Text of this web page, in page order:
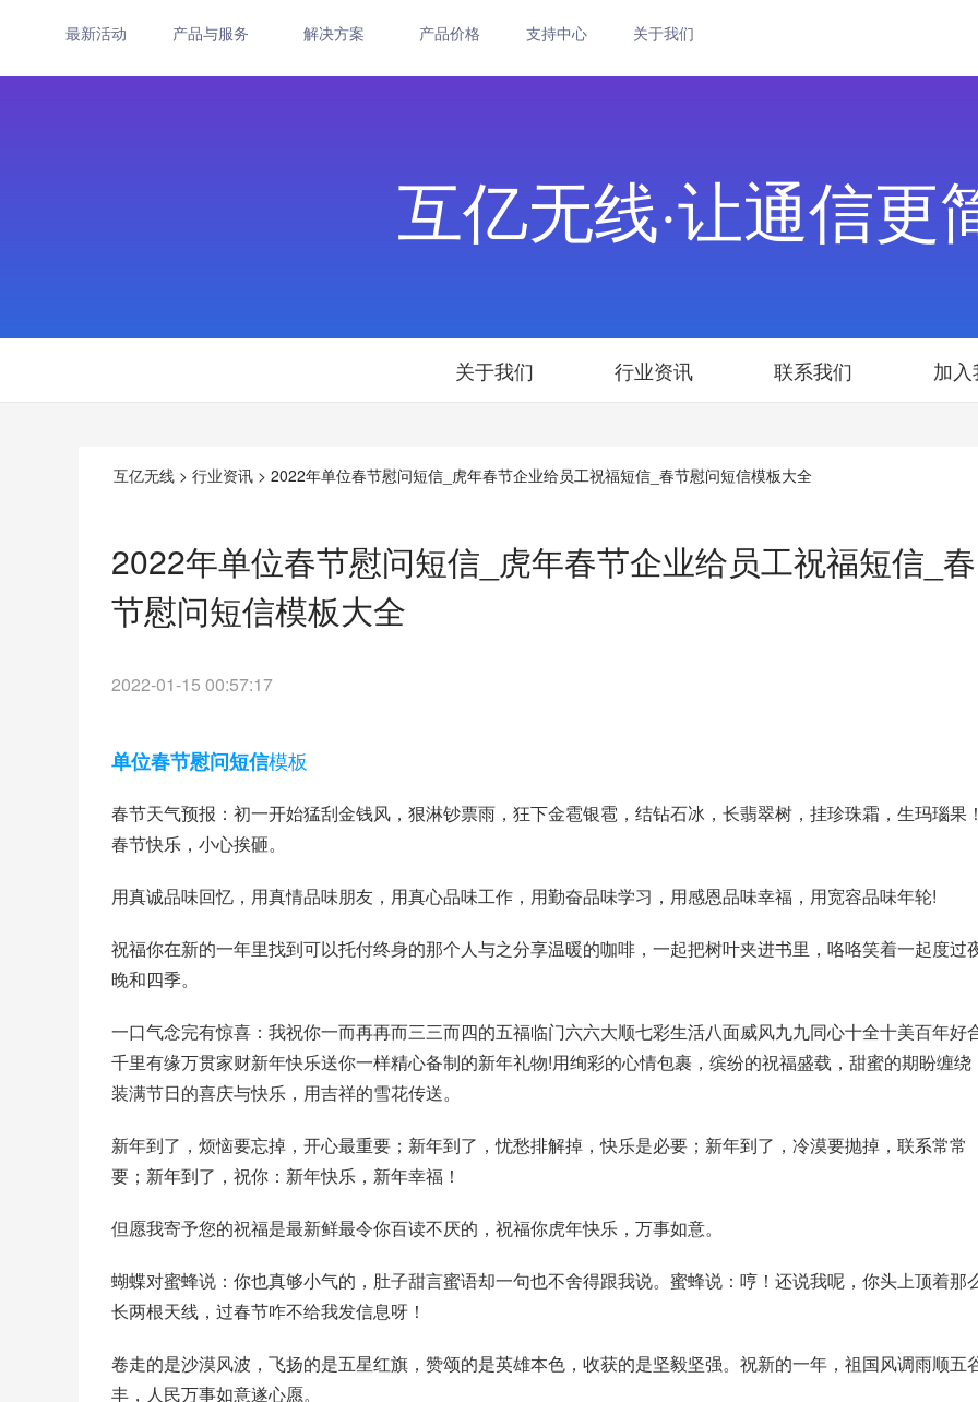
最新活动 产品与服务 解决方案 产品价格 支持中心 关于我们
互亿无线·让通信更
关于我们 行业资讯 联系我们 加
互亿无线 > 行业资讯 > 2022年单位春节慰问短信_虎年春节企业给员工祝福短信_春节慰问短信模板大全
2022年单位春节慰问短信_虎年春节企业给员工祝福短信_春
节慰问短信模板大全
2022-01-15 00:57:17
单位春节慰问短信模板
春节天气预报：初一开始猛刮金钱风，狠淋钞票雨，狂下金雹银雹，结钻石冰，长翡翠树，挂珍珠霜，生玛瑙果！
春节快乐，小心挨砸。
用真诚品味回忆，用真情品味朋友，用真心品味工作，用勤奋品味学习，用感恩品味幸福，用宽容品味年轮!
祝福你在新的一年里找到可以托付终身的那个人与之分享温暖的咖啡，一起把树叶夹进书里，咯咯笑着一起度过
晚和四季。
一口气念完有惊喜：我祝你一而再再而三三而四的五福临门六六大顺七彩生活八面威风九九同心十全十美百年好
千里有缘万贯家财新年快乐送你一样精心备制的新年礼物!用绚彩的心情包裹，缤纷的祝福盛载，甜蜜的期盼缠绕
装满节日的喜庆与快乐，用吉祥的雪花传送。
新年到了，烦恼要忘掉，开心最重要；新年到了，忧愁排解掉，快乐是必要；新年到了，冷漠要抛掉，联系常常
要；新年到了，祝你：新年快乐，新年幸福！
但愿我寄予您的祝福是最新鲜最令你百读不厌的，祝福你虎年快乐，万事如意。
蝴蝶对蜜蜂说：你也真够小气的，肚子甜言蜜语却一句也不舍得跟我说。蜜蜂说：哼！还说我呢，你头上顶着那
长两根天线，过春节咋不给我发信息呀！
卷走的是沙漠风波，飞扬的是五星红旗，赞颂的是英雄本色，收获的是坚毅坚强。祝新的一年，祖国风调雨顺五
丰，人民万事如意遂心愿。